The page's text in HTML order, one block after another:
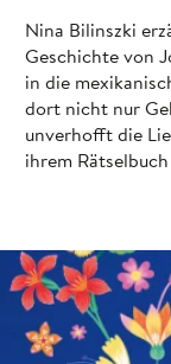
Nina Bilinszki
Geschichte von
in die
dort nicht nur
unverhofft die
ihrem